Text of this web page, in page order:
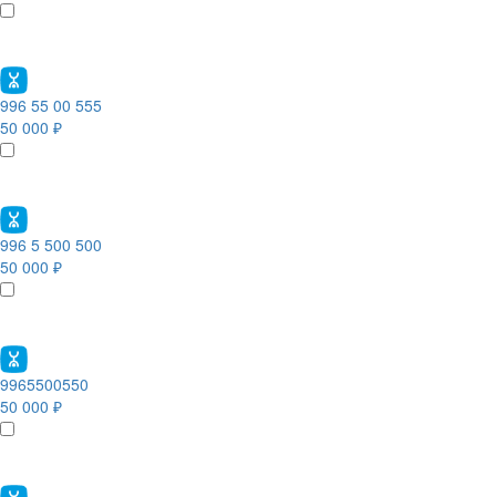
996 55 00 555
50 000 ₽
996 5 500 500
50 000 ₽
9965500550
50 000 ₽